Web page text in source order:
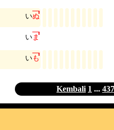
いぬ
いま
いも
Kembali 1 ... 437